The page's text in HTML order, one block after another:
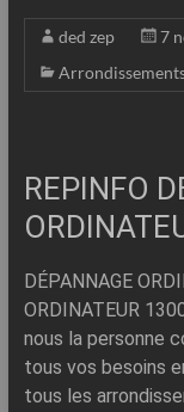
ded zep
7
REPINFO
DÉPANNAGE
ORDINATEUR
nous la personne
tous vos besoins
tous les